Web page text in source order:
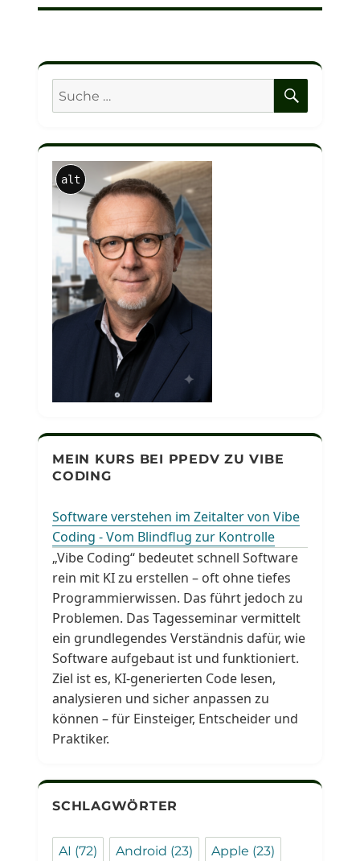
Suche
nach:
alt
MEIN KURS BEI PPEDV ZU VIBE
CODING
Software verstehen im Zeitalter von Vibe
Coding - Vom Blindflug zur Kontrolle
„Vibe Coding“ bedeutet schnell Software
rein mit KI zu erstellen – oft ohne tiefes
Programmierwissen. Das führt jedoch zu
Problemen. Das Tagesseminar vermittelt
ein grundlegendes Verständnis dafür, wie
Software aufgebaut ist und funktioniert.
Ziel ist es, KI-generierten Code lesen,
analysieren und sicher anpassen zu
können – für Einsteiger, Entscheider und
Praktiker.
SCHLAGWÖRTER
AI (72) Android (23) Apple (23)